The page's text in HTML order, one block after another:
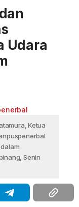
Udara
Ketua
Senin